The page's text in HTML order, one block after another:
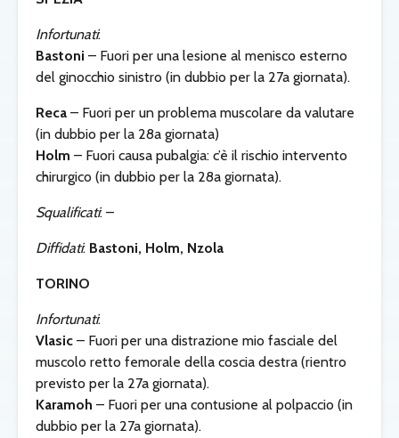
Infortunati:
Bastoni – Fuori per una lesione al menisco esterno
del ginocchio sinistro (in dubbio per la 27a giornata).
Reca – Fuori per un problema muscolare da valutare
(in dubbio per la 28a giornata)
Holm – Fuori causa pubalgia: c’è il rischio intervento
chirurgico (in dubbio per la 28a giornata).
Squalificati: –
Diffidati: Bastoni, Holm, Nzola
TORINO
Infortunati:
Vlasic – Fuori per una distrazione mio fasciale del
muscolo retto femorale della coscia destra (rientro
previsto per la 27a giornata).
Karamoh – Fuori per una contusione al polpaccio (in
dubbio per la 27a giornata).